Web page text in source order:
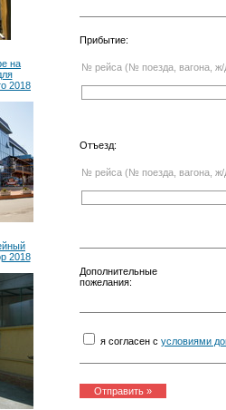
на
2018
2018
Прибытие:
№ рейса (№ поезда, вагона, ж/
Отъезд:
№ рейса (№ поезда, вагона, ж/
Дополнительные
пожелания:
я согласен с условиями